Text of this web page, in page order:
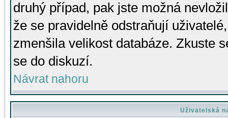
druhý případ, pak jste možná
že se pravidelně odstraňují
zmenšila velikost databáze. Zkuste
se do diskuzí.
Návrat nahoru
Uživatelská